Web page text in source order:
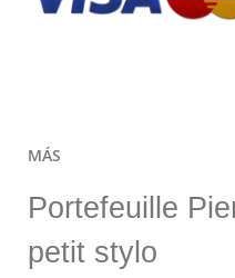
MÁS
Portefeuille
petit stylo